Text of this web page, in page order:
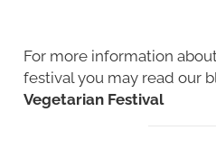
For more information
festival you may read our
Vegetarian Festival